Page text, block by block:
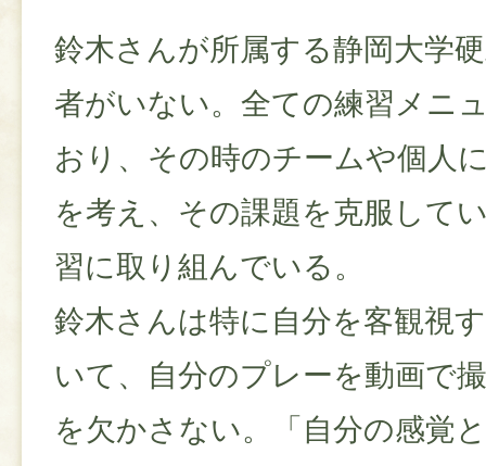
鈴木さんが所属する静岡大学
者がいない。全ての練習メニ
おり、その時のチームや個人
を考え、その課題を克服して
習に取り組んでいる。
鈴木さんは特に自分を客観視
いて、自分のプレーを動画で
を欠かさない。「自分の感覚